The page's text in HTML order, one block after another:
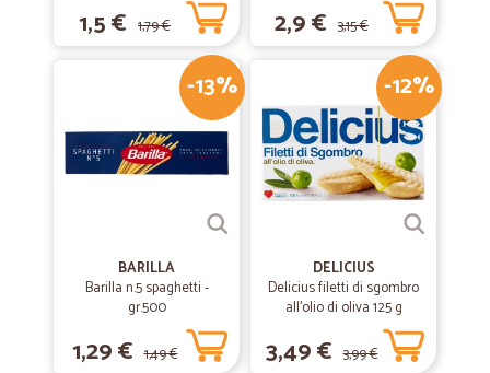
1,5 € 1,79 € 2,9 € 3,15 €
-13%
BARILLA
Barilla n.5 spaghetti -
gr.500
1,29 € 1,49 €
-12%
DELICIUS
Delicius filetti di sgombro
all'olio di oliva 125 g
3,49 € 3,99 €